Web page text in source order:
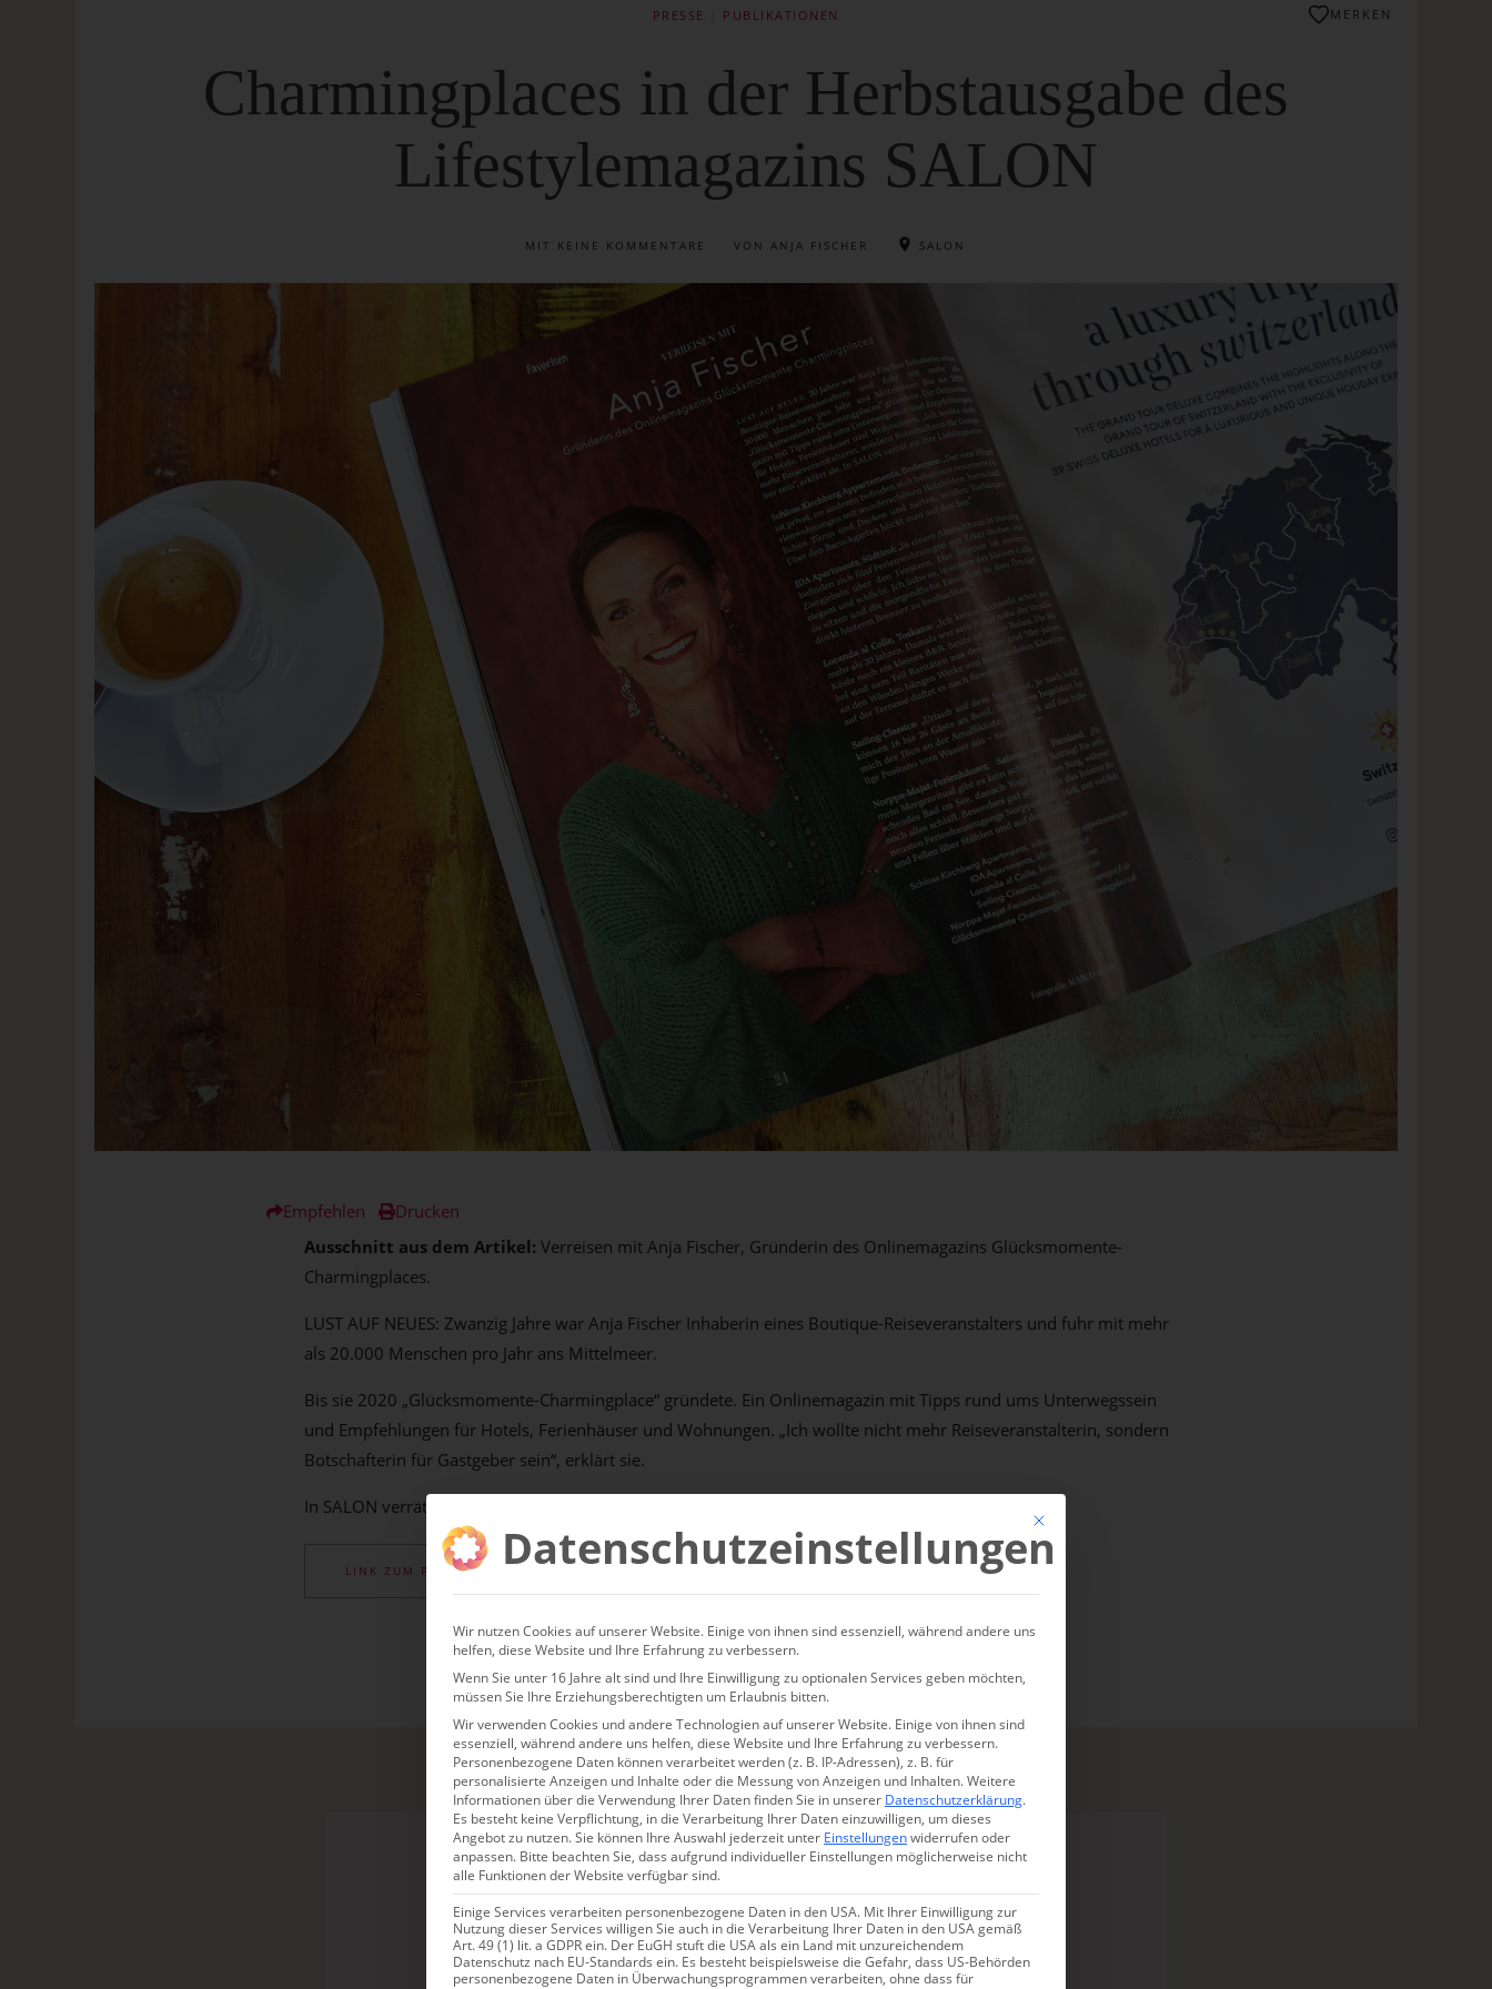
PRESSE PUBLIKATIONEN
Charmingplaces in der Herbstausgabe des
Lifestylemagazins SALON
MIT KEINE KOMMENTARE VON ANJA FISCHER SALON
MERKEN
Empfehlen
Drucken
Ausschnitt aus dem Artikel:Verreisen mit Anja Fischer, Gründerin des Onlinemagazins Glücksmomente-
Charmingplaces.
LUST AUF NEUES: Zwanzig Jahre war Anja Fischer Inhaberin eines Boutique-Reiseveranstalters und fuhr mit mehr
als 20.000 Menschen pro Jahr ans Mittelmeer.
Bis sie 2020 „Glücksmomente-Charmingplace“ gründete. Ein Onlinemagazin mit Tipps rund ums Unterwegssein
und Empfehlungen für Hotels, Ferienhäuser und Wohnungen. „Ich wollte nicht mehr Reiseveranstalterin, sondern
Botschafterin für Gastgeber sein“, erklärt sie.
In SALON verrät sie ihre Lieblingsorte...
LINK ZUM PDF
CHARMINGPLACES NEWSLETTER
Inspiration für Ihre nächste Auszeit.
Mit diesem Button wird der Dialog geschlossen. Seine Funktionalität ist
Datenschutzeinstellungen
Wir nutzen Cookies auf unserer Website. Einige von ihnen sind essenziell, während andere uns
helfen, diese Website und Ihre Erfahrung zu verbessern.
Wenn Sie unter 16 Jahre alt sind und Ihre Einwilligung zu optionalen Services geben möchten,
müssen Sie Ihre Erziehungsberechtigten um Erlaubnis bitten.
Wir verwenden Cookies und andere Technologien auf unserer Website. Einige von ihnen sind
essenziell, während andere uns helfen, diese Website und Ihre Erfahrung zu verbessern.
Personenbezogene Daten können verarbeitet werden (z. B. IP-Adressen), z. B. für
personalisierte Anzeigen und Inhalte oder die Messung von Anzeigen und Inhalten.Weitere
Informationen über die Verwendung Ihrer Daten finden Sie in unserer Datenschutzerklärung.
Es besteht keine Verpflichtung, in die Verarbeitung Ihrer Daten einzuwilligen, um dieses
Angebot zu nutzen.Sie können Ihre Auswahl jederzeit unter Einstellungenwiderrufen oder
anpassen. Bitte beachten Sie, dass aufgrund individueller Einstellungen möglicherweise nicht
alle Funktionen der Website verfügbar sind.
Einige Services verarbeiten personenbezogene Daten in den USA. Mit Ihrer Einwilligung zur
Nutzung dieser Services willigen Sie auch in die Verarbeitung Ihrer Daten in den USA gemäß
Art. 49 (1) lit. a GDPR ein. Der EuGH stuft die USA als ein Land mit unzureichendem
Datenschutz nach EU-Standards ein. Es besteht beispielsweise die Gefahr, dass US-Behörden
personenbezogene Daten in Überwachungsprogrammen verarbeiten, ohne dass für